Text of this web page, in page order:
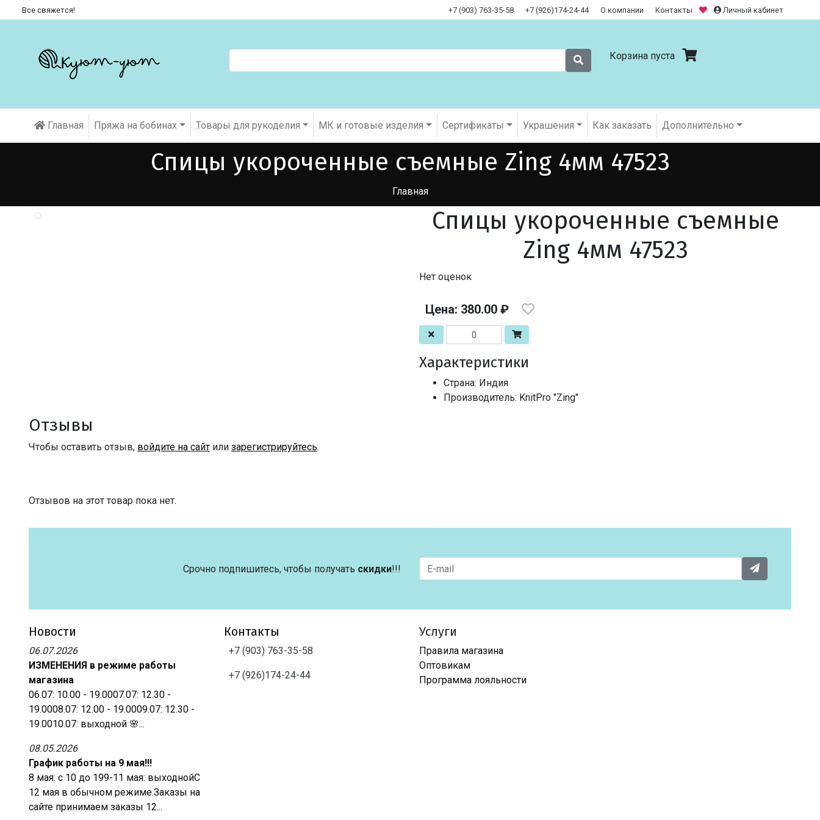
Все свяжется! +7 (903) 763-35-58 +7 (926)174-24-44 О компании Контакты Личный кабинет
Корзина пуста
Главная Пряжа на бобинах Товары для рукоделия МК и готовые изделия Cертификаты Украшения Как заказать Дополнительно
Спицы укороченные съемные Zing 4мм 47523
Главная
Спицы укороченные съемные
Zing 4мм 47523
Нет оценок
Цена: 380.00 ₽
Характеристики
Страна: Индия
Производитель: KnitPro "Zing"
Отзывы
Чтобы оставить отзыв, войдите на сайт или зарегистрируйтесь.
Отзывов на этот товар пока нет.
Срочно подпишитесь, чтобы получать скидки!!!
Новости
06.07.2026
ИЗМЕНЕНИЯ в режиме работы
магазина
06.07: 10.00 - 19.0007.07: 12.30 -
19.0008.07: 12.00 - 19.0009.07: 12.30 -
19.0010.07: выходной 🌸...
08.05.2026
График работы на 9 мая!!!
8 мая: с 10 до 199-11 мая: выходнойС
12 мая в обычном режиме.Заказы на
сайте принимаем заказы 12...
Контакты
+7 (903) 763-35-58
+7 (926)174-24-44
Услуги
Правила магазина
Оптовикам
Программа лояльности